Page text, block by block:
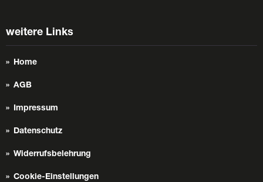
weitere Links
Home
AGB
Impressum
Datenschutz
Widerrufsbelehrung
Cookie-Einstellungen